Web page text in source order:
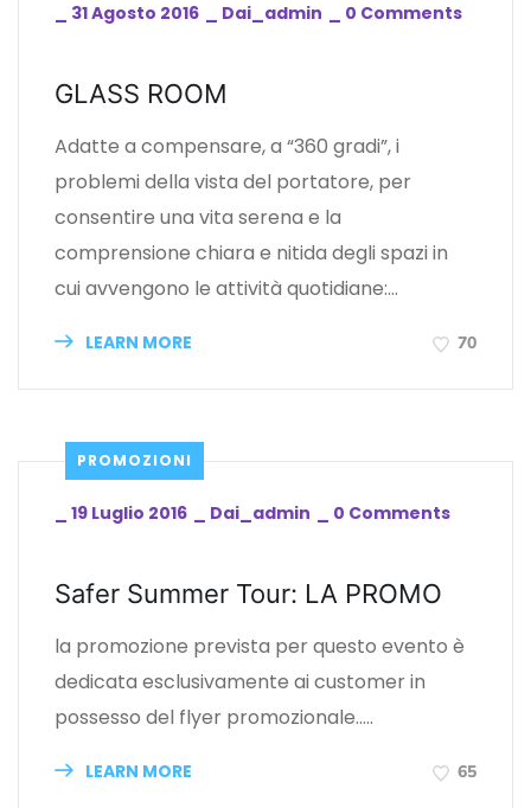
31 Agosto 2016 Dai_admin 0 Comments
GLASS ROOM
Adatte a compensare, a “360 gradi”, i
problemi della vista del portatore, per
consentire una vita serena e la
comprensione chiara e nitida degli spazi in
cui avvengono le attività quotidiane:…
LEARN MORE 70
PROMOZIONI
19 Luglio 2016 Dai_admin 0 Comments
Safer Summer Tour: LA PROMO
la promozione prevista per questo evento è
dedicata esclusivamente ai customer in
possesso del flyer promozionale…..
LEARN MORE 65